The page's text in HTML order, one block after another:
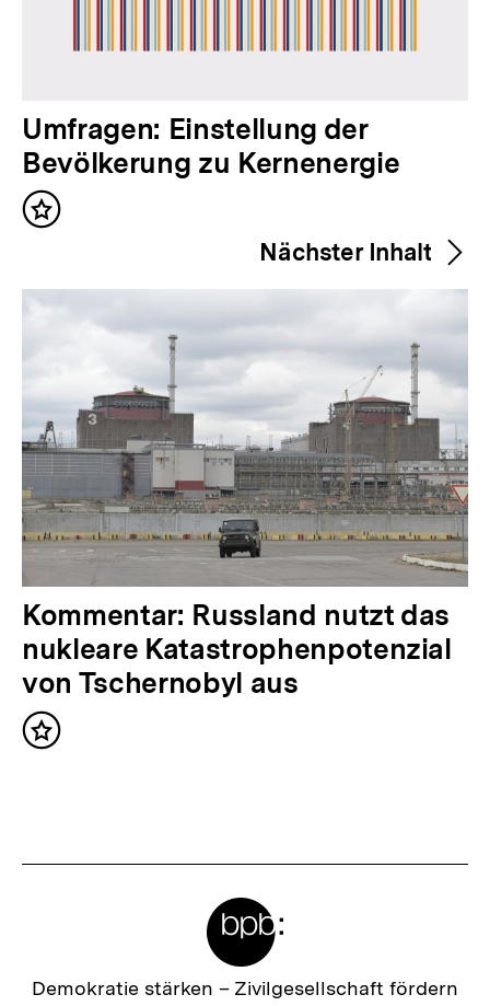
V
o
r
h
r
g
e
r
n
h
a
l
t
:
Umfragen: Einstellung der
Bevölkerung zu Kernenergie
Inhalt
Nächster Inhalt
N
ä
c
h
s
a
Kommentar: Russland nutzt das
nukleare Katastrophenpotenzial
von Tschernobyl aus
Inhalt
Zur
Demokratie stärken – Zivilgesellschaft fördern